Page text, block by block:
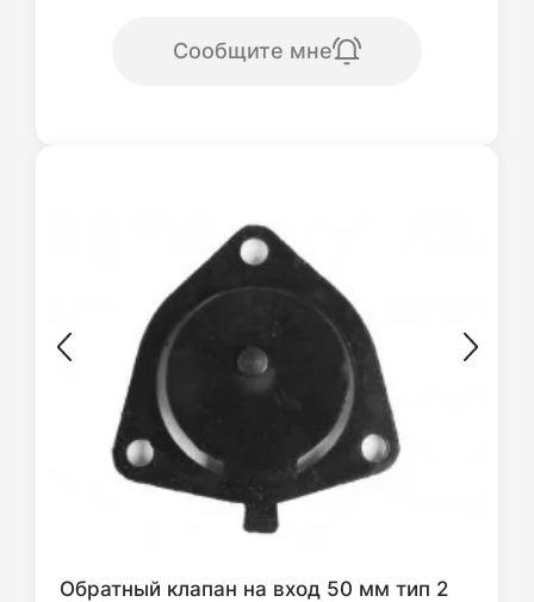
Сообщите мне
Обратный клапан на вход 50 мм тип 2